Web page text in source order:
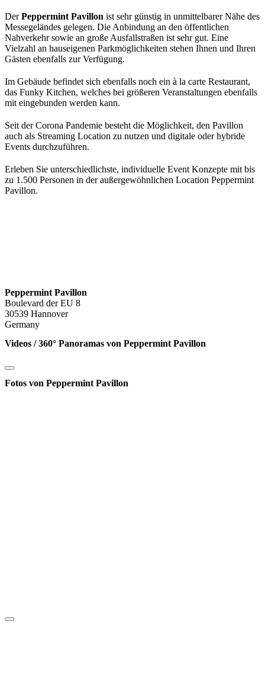
DerPeppermint Pavillon ist sehr günstig in unmittelbarer Nähe des
Messegeländes gelegen. Die Anbindung an den öffentlichen
Nahverkehr sowie an große Ausfallstraßen ist sehr gut. Eine
Vielzahl an hauseigenen Parkmöglichkeiten stehen Ihnen und Ihren
Gästen ebenfalls zur Verfügung.
Im Gebäude befindet sich ebenfalls noch ein à la carte Restaurant,
das Funky Kitchen, welches bei größeren Veranstaltungen ebenfalls
mit eingebunden werden kann.
Seit der Corona Pandemie besteht die Möglichkeit, den Pavillon
auch als Streaming Location zu nutzen und digitale oder hybride
Events durchzuführen.
Erleben Sie unterschiedlichste, individuelle Event Konzepte mit bis
zu 1.500 Personen in der außergewöhnlichen Location Peppermint
Pavillon.
Peppermint Pavillon
Boulevard der EU 8
30539 Hannover
Germany
Videos / 360° Panoramas von Peppermint Pavillon
Fotos von Peppermint Pavillon